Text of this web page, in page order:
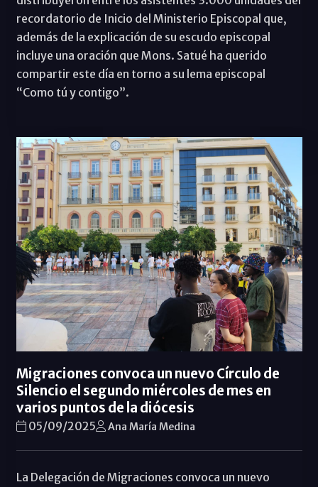
recordatorio de Inicio del Ministerio Episcopal que,
además de la explicación de su escudo episcopal
incluye una oración que Mons. Satué ha querido
compartir este día en torno a su lema episcopal
“Como tú y contigo”.
Migraciones convoca un nuevo Círculo de
Silencio el segundo miércoles de mes en
varios puntos de la diócesis
05/09/2025 Ana María Medina
La Delegación de Migraciones convoca un nuevo